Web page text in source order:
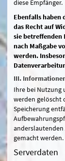
diese Empfänger.
Ebenfalls haben
das Recht auf
sie betreffenden
nach Maßgabe
werden.
III.
Ihre bei Nutzung
werden gelöscht
Speicherung
anderslautenden
gemacht werden.
Serverdaten